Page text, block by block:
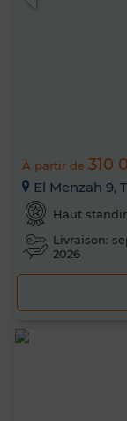
À partir de 310
El Menzah 9,
Haut
Livraison:
2026